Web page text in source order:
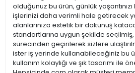
olduğunuz bu ürün, günlük
işlerinizi daha verimli hale getirecek
alanlarınıza estetik bir dokunuş
standartlarına uygun şekilde
sürecinden geçirilerek sizlere
ister iş yerinde kullanabileceğiniz bu
kullanım kolaylığı ve şık tasarımı ile